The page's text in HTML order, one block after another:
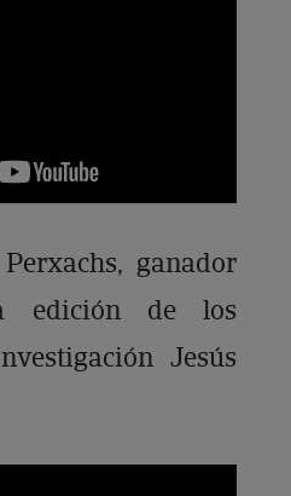
ganador
edición de los
Jesús